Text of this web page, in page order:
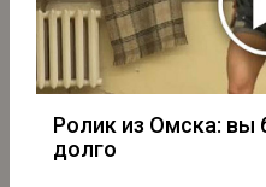
Ролик из Омска: вы
долго